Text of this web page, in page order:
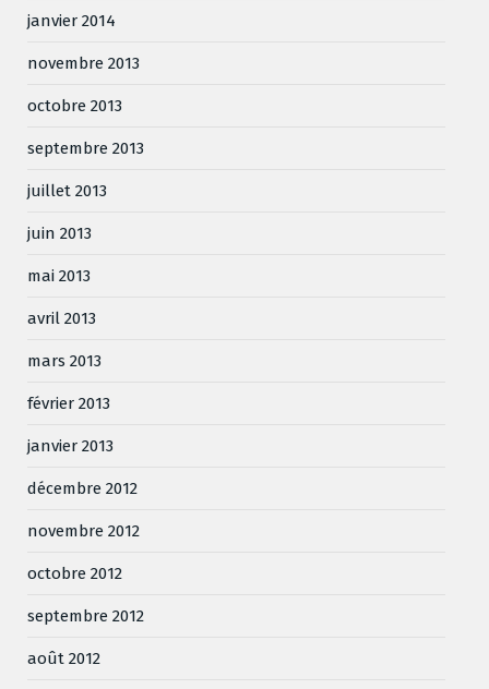
janvier 2014
novembre 2013
octobre 2013
septembre 2013
juillet 2013
juin 2013
mai 2013
avril 2013
mars 2013
février 2013
janvier 2013
décembre 2012
novembre 2012
octobre 2012
septembre 2012
août 2012